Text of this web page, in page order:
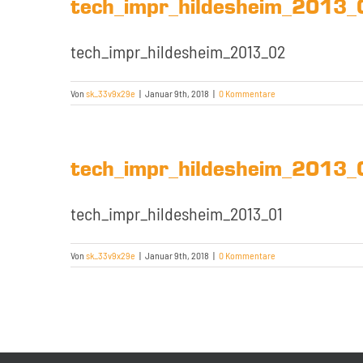
tech_impr_hildesheim_2013_02
Von sk_33v9x29e | Januar 9th, 2018 | 0 Kommentare
tech_impr_hildesheim_2013_01
Von sk_33v9x29e | Januar 9th, 2018 | 0 Kommentare